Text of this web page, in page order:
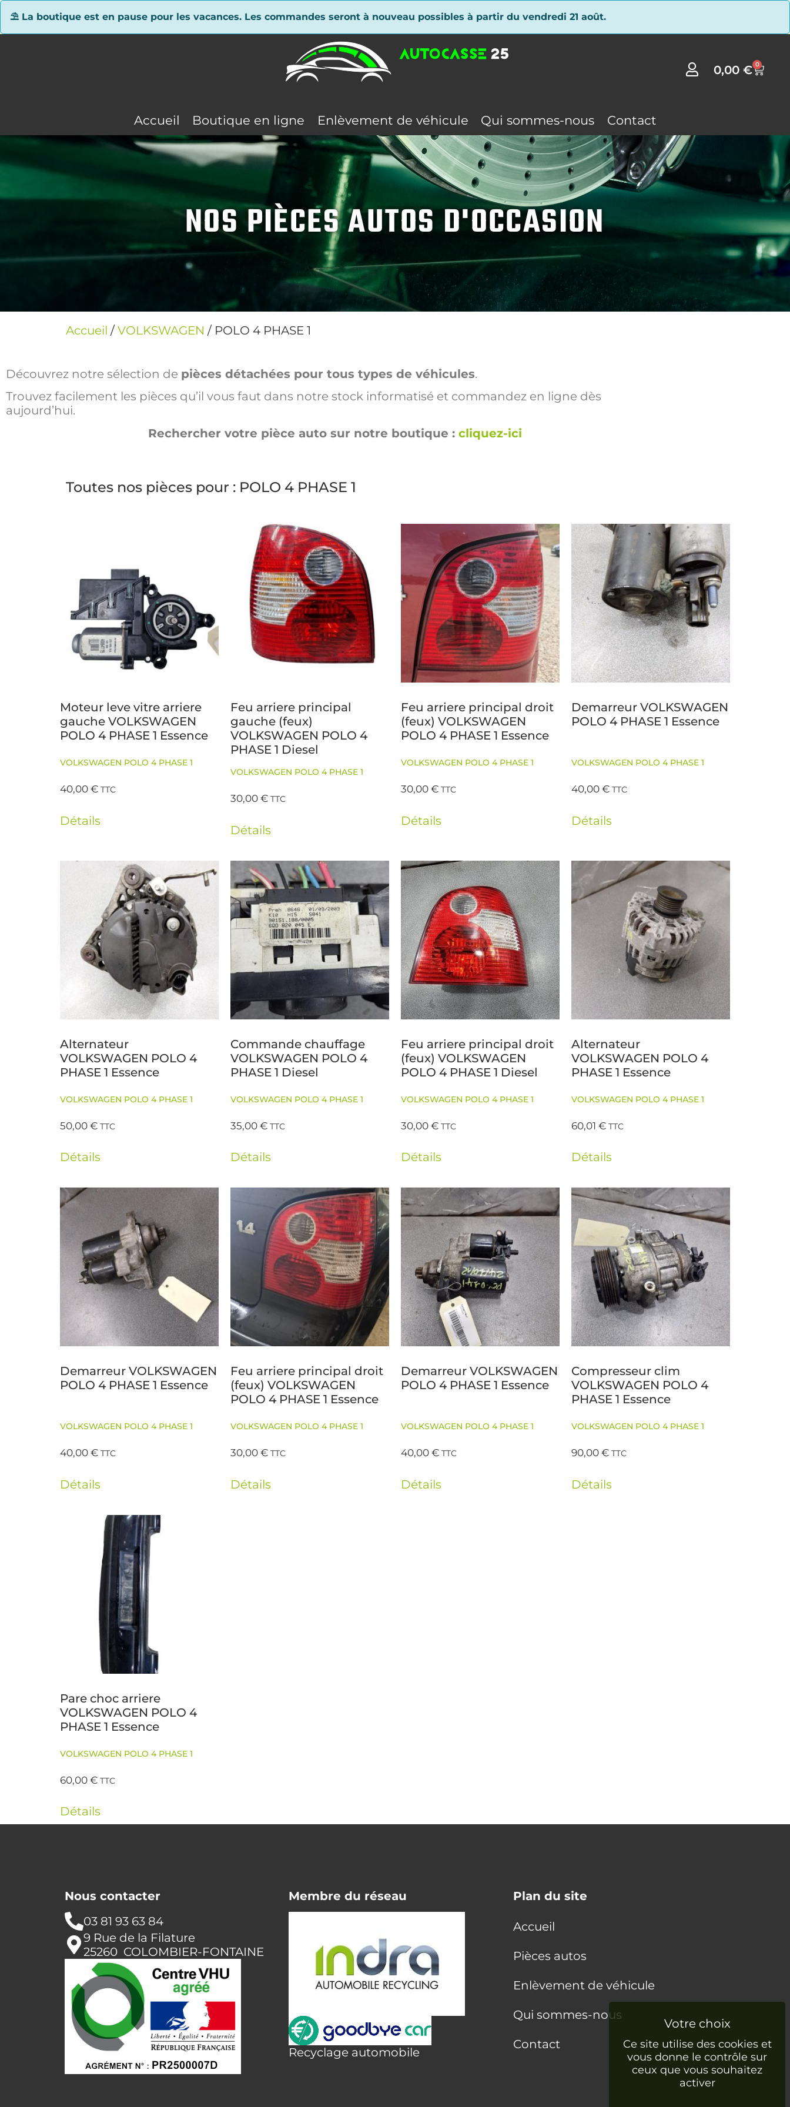
⛱ La boutique est en pause pour les vacances. Les commandes seront à nouveau possibles à partir du vendredi 21 août.
0,00€ 0
Accueil Boutique en ligne Enlèvement de véhicule Qui sommes-nous Contact
NOS PIÈCES AUTOS D'OCCASION
Accueil / VOLKSWAGEN / POLO 4 PHASE 1
Découvrez notre sélection de pièces détachées pour tous types de véhicules.
Trouvez facilement les pièces qu’il vous faut dans notre stock informatisé et commandez en ligne dès
aujourd’hui.
Rechercher votre pièce auto sur notre boutique : cliquez-ici
Toutes nos pièces pour : POLO 4 PHASE 1
Moteur leve vitre arriere
gauche VOLKSWAGEN
POLO 4 PHASE 1 Essence
VOLKSWAGEN POLO 4 PHASE 1
40,00€ TTC
Détails
Feu arriere principal
gauche (feux)
VOLKSWAGEN POLO 4
PHASE 1 Diesel
VOLKSWAGEN POLO 4 PHASE 1
30,00€ TTC
Détails
Feu arriere principal droit
(feux) VOLKSWAGEN
POLO 4 PHASE 1 Essence
VOLKSWAGEN POLO 4 PHASE 1
30,00€ TTC
Détails
Demarreur VOLKSWAGEN
POLO 4 PHASE 1 Essence
VOLKSWAGEN POLO 4 PHASE 1
40,00€ TTC
Détails
Alternateur
VOLKSWAGEN POLO 4
PHASE 1 Essence
VOLKSWAGEN POLO 4 PHASE 1
50,00€ TTC
Détails
Commande chauffage
VOLKSWAGEN POLO 4
PHASE 1 Diesel
VOLKSWAGEN POLO 4 PHASE 1
35,00€ TTC
Détails
Feu arriere principal droit
(feux) VOLKSWAGEN
POLO 4 PHASE 1 Diesel
VOLKSWAGEN POLO 4 PHASE 1
30,00€ TTC
Détails
Alternateur
VOLKSWAGEN POLO 4
PHASE 1 Essence
VOLKSWAGEN POLO 4 PHASE 1
60,01 € TTC
Détails
Demarreur VOLKSWAGEN
POLO 4 PHASE 1 Essence
VOLKSWAGEN POLO 4 PHASE 1
40,00€ TTC
Détails
Feu arriere principal droit
(feux) VOLKSWAGEN
POLO 4 PHASE 1 Essence
VOLKSWAGEN POLO 4 PHASE 1
30,00€ TTC
Détails
Demarreur VOLKSWAGEN
POLO 4 PHASE 1 Essence
VOLKSWAGEN POLO 4 PHASE 1
40,00€ TTC
Détails
Compresseur clim
VOLKSWAGEN POLO 4
PHASE 1 Essence
VOLKSWAGEN POLO 4 PHASE 1
90,00€ TTC
Détails
Pare choc arriere
VOLKSWAGEN POLO 4
PHASE 1 Essence
VOLKSWAGEN POLO 4 PHASE 1
60,00€ TTC
Détails
Nous contacter
03 81 93 63 84
9 Rue de la Filature
25260 COLOMBIER-FONTAINE
Membre du réseau
Recyclage automobile
Plan du site
Accueil
Pièces autos
Enlèvement de véhicule
Qui sommes-nous
Contact
Panneau de gestion des cookies
Ce site utilise des cookies et
vous donne le contrôle sur
ceux que vous souhaitez
activer